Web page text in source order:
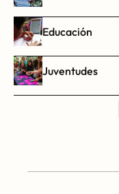
Educación
Juventudes